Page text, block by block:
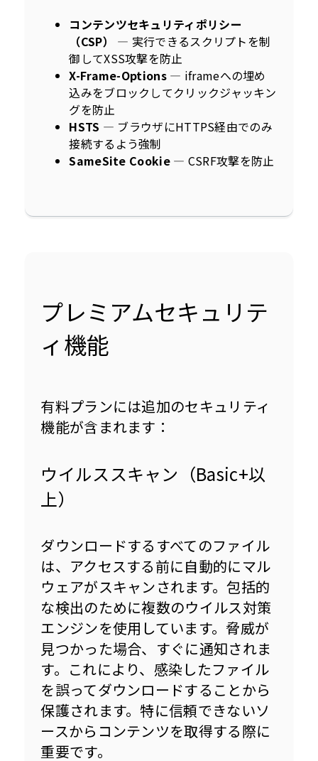
コンテンツセキュリティポリシー
（CSP）
— 実行できるスクリプトを制
御してXSS攻撃を防止
X-Frame-Options— iframeへの埋め
込みをブロックしてクリックジャッキン
グを防止
HSTS — ブラウザにHTTPS経由でのみ
接続するよう強制
SameSite Cookie— CSRF攻撃を防止
プレミアムセキュリテ
ィ機能
有料プランには追加のセキュリティ
機能が含まれます：
ウイルススキャン（Basic+以
上）
ダウンロードするすべてのファイル
は、アクセスする前に自動的にマル
ウェアがスキャンされます。包括的
な検出のために複数のウイルス対策
エンジンを使用しています。脅威が
見つかった場合、すぐに通知されま
す。これにより、感染したファイル
を誤ってダウンロードすることから
保護されます。特に信頼できないソ
ースからコンテンツを取得する際に
重要です。